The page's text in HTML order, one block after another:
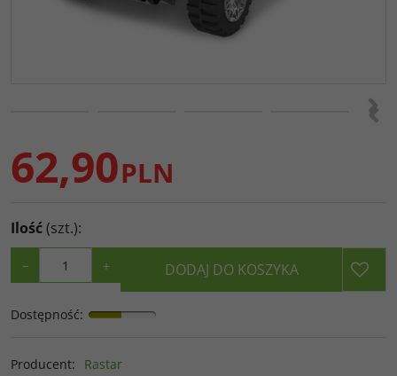
<
62,90PLN
Ilość(szt.):
− + DODAJ DO KOSZYKA
Dostępność:
Producent: Rastar